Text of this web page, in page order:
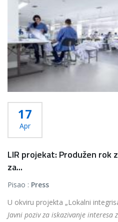
17
Apr
LIR projekat: Produžen rok
za...
Pisao : Press
U okviru projekta „Lokalni
Javni poziv za iskazivanje